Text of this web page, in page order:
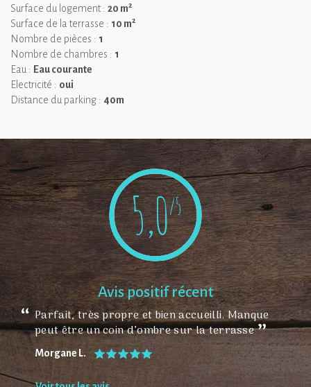
Ce cocon insolite, ouvert sur les paysages environnants, offre
une immersion totale dans la nature. Un décor apaisant, idéal
pour s’évader à deux, vivre un moment de reconnexion ou
simplement savourer le calme d’une nuit différente.
Une expérience sensorielle unique, entre ciel étoilé, sérénité et
confort.
Surface du logement : 20 m2
Surface de la terrasse : 10 m2
Nombre de pièces : 1
Nombre de chambres : 1
Eau : Eau courante
Electricité : oui
Distance du parking : 40m
5,0/5
Avis positif récent
Parfait, très propre et bien accueilli. Manque
peut être un coin d’ombre sur la terrasse
Morgane L.